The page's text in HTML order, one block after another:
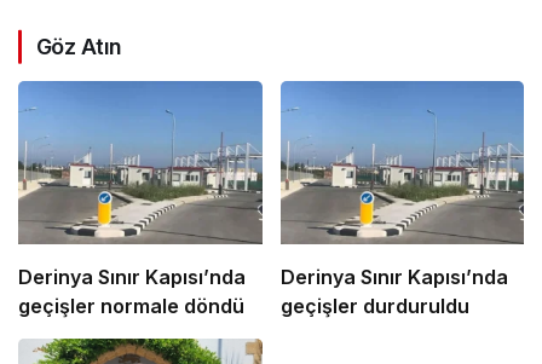
Göz Atın
Derinya Sınır Kapısı’nda
geçişler normale döndü
Derinya Sınır Kapısı’nda
geçişler durduruldu